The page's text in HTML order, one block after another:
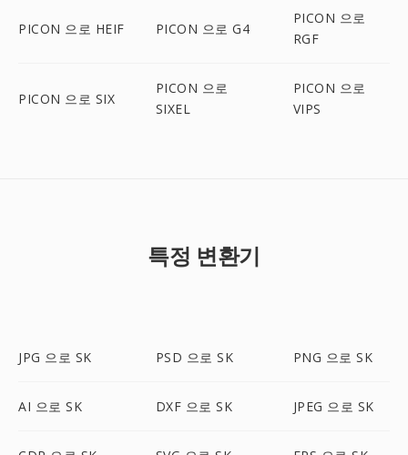
PICON 으로 HEIF PICON 으로 G4
PICON 으로
RGF
PICON 으로 SIX
PICON 으로
SIXEL
PICON 으로
VIPS
특정 변환기
JPG 으로 SK PSD 으로 SK PNG 으로 SK
AI 으로 SK DXF 으로 SK JPEG 으로 SK